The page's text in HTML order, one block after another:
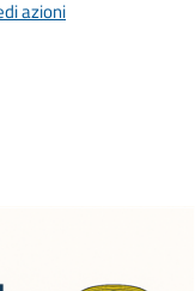
azioni